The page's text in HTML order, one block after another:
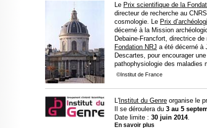
Le Prix scientifique de la
directeur de recherche au
cosmologie. Le Prix
décerné à la Mission
Debaine-Francfort, directrice
Fondation NRJ a été décerné à
Descartes, pour encourager
pathophysiologie des maladies
©Institut de France
L'Institut du Genre organise le
Il se déroulera du 3 au 5
Date limite : 30 juin 2014.
En savoir plus